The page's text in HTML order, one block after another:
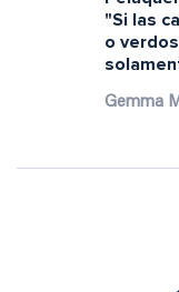
"Si las
o
Gemma